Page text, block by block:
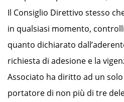
Il Consiglio Direttivo stesso
in qualsiasi momento,
quanto dichiarato
richiesta di adesione e la
Associato ha diritto ad un
portatore di non più di tre